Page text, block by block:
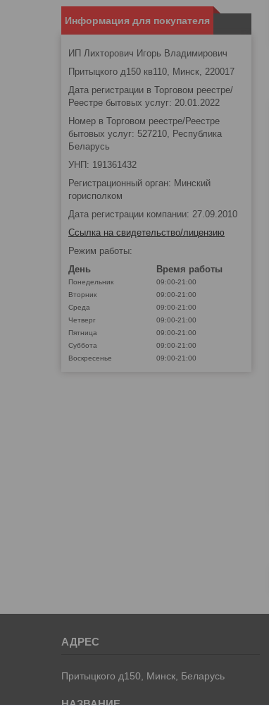
Информация для покупателя
ИП Лихторович Игорь Владимирович
Притыцкого д150 кв110, Минск, 220017
Дата регистрации в Торговом реестре/
Реестре бытовых услуг: 20.01.2022
Номер в Торговом реестре/Реестре
бытовых услуг: 527210, Республика
Беларусь
УНП: 191361432
Регистрационный орган: Минский
горисполком
Дата регистрации компании: 27.09.2010
Ссылка на свидетельство/лицензию
Режим работы:
День
Время работы
Понедельник
09:00-21:00
Вторник
09:00-21:00
Среда
09:00-21:00
Четверг
09:00-21:00
Пятница
09:00-21:00
Суббота
09:00-21:00
Воскресенье
09:00-21:00
Притыцкого д150, Минск, Беларусь